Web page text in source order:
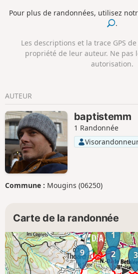
méditerranéenne plein Sud et la
Pour plus de randonnées, utilisez
.
Les descriptions et la trace GPS
propriété de leur auteur. Ne pas
autorisation.
AUTEUR
baptistemm
1 Randonnée
Commune : Mougins (06250)
Carte de la randonnée
1
2
3
9